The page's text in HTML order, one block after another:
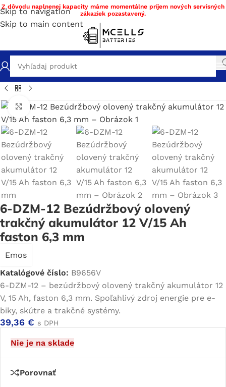
Skip to navigation
Skip to main content
Z dôvodu naplnenej kapacity máme momentálne príjem nových servisných
zákaziek pozastavený.
batérie/Olovené akumulátory/Trakčné akumulátory Pb
Click to enlarge
6-DZM-12 Bezúdržbový olovený
trakčný akumulátor 12 V/15 Ah
faston 6,3 mm
Emos
Katalógové číslo: B9656V
6-DZM-12 – bezúdržbový olovený trakčný akumulátor 12
V, 15 Ah, faston 6,3 mm. Spoľahlivý zdroj energie pre e-
biky, skútre a trakčné systémy.
39,36 € s DPH
Nie je na sklade
Porovnať